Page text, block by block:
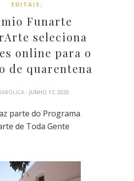
EDITAIS;
Funarte
seleciona
online para o
de quarentena
- JUNHO 17, 2020
parte do Programa
de Toda Gente